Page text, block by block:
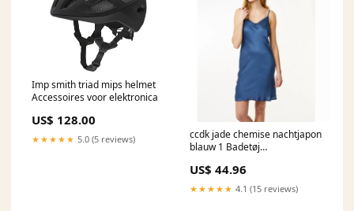
Imp smith triad mips helmet
Accessoires voor elektronica
US$ 128.00
★★★★★ 5.0 (5 reviews)
ccdk jade chemise nachtjapon
blauw 1 Badetøj
US$ 44.96
★★★★★ 4.1 (15 reviews)